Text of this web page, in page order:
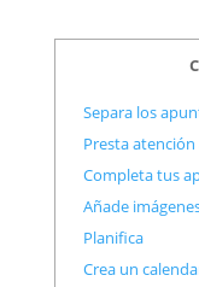
Separa los
Presta
Completa tus
Añade
Planifica
Crea un